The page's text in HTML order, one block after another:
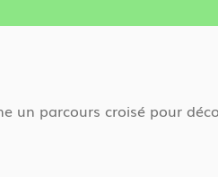
un parcours croisé pour